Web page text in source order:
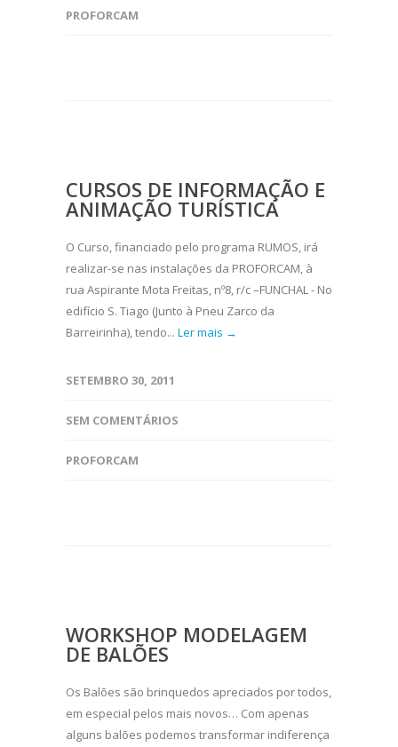
PROFORCAM
CURSOS DE INFORMAÇÃO E
ANIMAÇÃO TURÍSTICA
O Curso, financiado pelo programa RUMOS, irá
realizar-se nas instalações da PROFORCAM, à
rua Aspirante Mota Freitas, nº8, r/c –FUNCHAL - No
edifício S. Tiago (Junto à Pneu Zarco da
Barreirinha), tendo... Ler mais →
SETEMBRO 30, 2011
SEM COMENTÁRIOS
PROFORCAM
WORKSHOP MODELAGEM
DE BALÕES
Os Balões são brinquedos apreciados por todos,
em especial pelos mais novos… Com apenas
alguns balões podemos transformar indiferença